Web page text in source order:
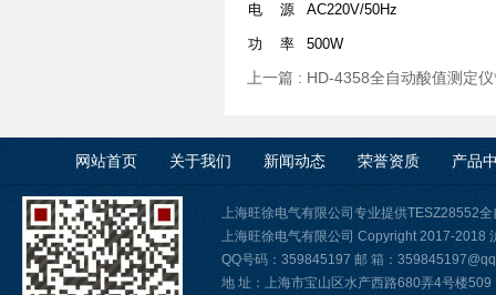
电 源 AC220V/50Hz
功 率 500W
上一篇 : HD-4358全自动酸值测定仪
网站首页 关于我们 新闻动态 荣誉资质 产品
上海旺徐电气有限公司专业提供TESZ28552
上海旺徐电气有限公司 Copyright 2017-2018
QQ号码：359845197 邮 箱：
地 址：上海市宝山区水产西路680弄4号楼509